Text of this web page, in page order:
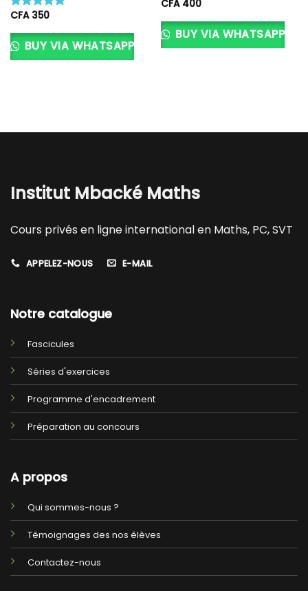
Note5.00
CFA350
BUY VIA WHATSAPP
Note
5
CFA400
BUY VIA WHATSAPP
Institut Mbacké Maths
Cours privés en ligne international en Maths, PC, SVT
APPELEZ-NOUS E-MAIL
Notre catalogue
Fascicules
Séries d'exercices
Programme d'encadrement
Préparation au concours
A propos
Qui sommes-nous ?
Témoignages des nos élèves
Contactez-nous